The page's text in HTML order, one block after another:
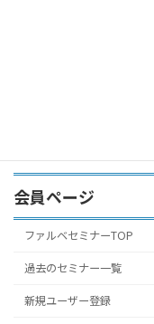
会員ページ
ファルベセミナーTOP
過去のセミナー一覧
新規ユーザー登録